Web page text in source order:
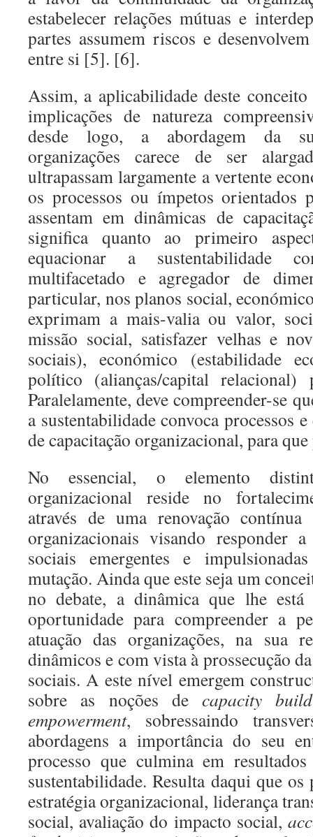
estabelecer relações mútuas e
partes assumem riscos e
entre si [5]. [6].
Assim, a aplicabilidade deste
implicações de natureza
desde logo, a abordagem da
organizações carece de ser
ultrapassam largamente a vertente
os processos ou ímpetos orientados
assentam em dinâmicas de
significa quanto ao primeiro
equacionar a sustentabilidade
multifacetado e agregador de
particular, nos planos social,
exprimam a mais-valia ou valor,
missão social, satisfazer velhas e
sociais), económico (estabilidade
político (alianças/capital relacional)
Paralelamente, deve compreender-se
a sustentabilidade convoca processos
de capacitação organizacional, para que
No essencial, o elemento
organizacional reside no
através de uma renovação contínua
organizacionais visando responder a
sociais emergentes e
mutação. Ainda que este seja um
no debate, a dinâmica que lhe
oportunidade para compreender a
atuação das organizações, na sua
dinâmicos e com vista à prossecução
sociais. A este nível emergem
sobre as noções decapacity
empowerment, sobressaindo
abordagens a importância do seu
processo que culmina em
sustentabilidade. Resulta daqui que os
estratégia organizacional, liderança
social, avaliação do impacto social,